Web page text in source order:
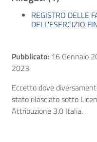
REGISTRO DELLE
DELL'ESERCIZIO
Pubblicato: 16 Gennaio
2023
Eccetto dove
stato rilasciato sotto
Attribuzione 3.0 Italia.